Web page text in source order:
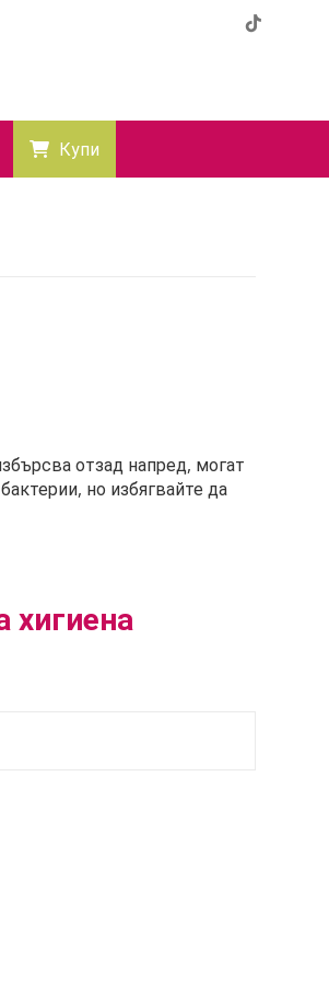
Купи
отзад напред, могат
но избягвайте да
хигиена